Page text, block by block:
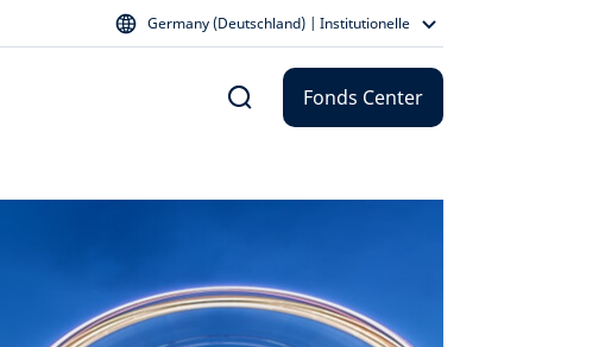
Germany (Deutschland) | Institutionelle
Fonds Center